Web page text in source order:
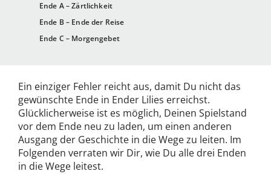
Ende A – Zärtlichkeit
Ende B – Ende der Reise
Ende C – Morgengebet
Ein einziger Fehler reicht aus, damit Du nicht das
gewünschte Ende in Ender Lilies erreichst.
Glücklicherweise ist es möglich, Deinen Spielstand
vor dem Ende neu zu laden, um einen anderen
Ausgang der Geschichte in die Wege zu leiten. Im
Folgenden verraten wir Dir, wie Du alle drei Enden
in die Wege leitest.